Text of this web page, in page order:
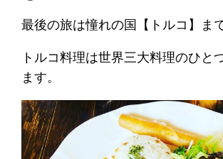
最後の旅は憧れの国【トルコ】ま
トルコ料理は世界三大料理のひと
ます。